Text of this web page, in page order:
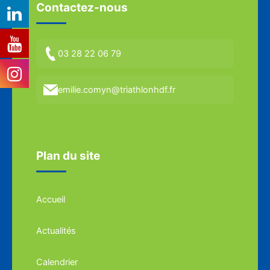
Contactez-nous
03 28 22 06 79
emilie.comyn@triathlonhdf.fr
Plan du site
Accueil
Actualités
Calendrier